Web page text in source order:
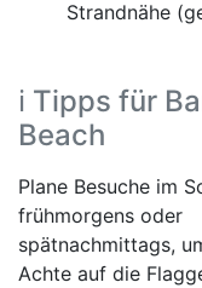
Strandnähe
ℹ️ Tipps für
Beach
Plane Besuche im
frühmorgens oder
spätnachmittags,
Achte auf die